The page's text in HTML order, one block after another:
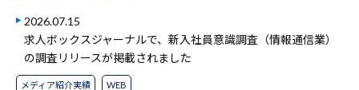
2026.07.15
求人ボックスジャーナルで、新入社員意識調査（情報通信業）
の調査リリースが掲載されました
メディア紹介実績 WEB